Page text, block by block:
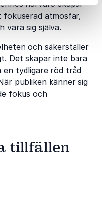
närvaro skapar
fokuserad atmosfär,
vara sig själva.
och säkerställer
Det skapar inte bara
tydligare röd tråd
publiken känner sig
fokus och
tillfällen